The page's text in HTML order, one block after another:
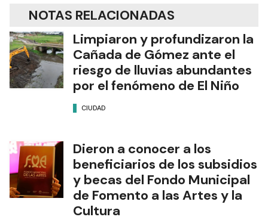
NOTAS RELACIONADAS
Limpiaron y profundizaron la
Cañada de Gómez ante el
riesgo de lluvias abundantes
por el fenómeno de El Niño
CIUDAD
Dieron a conocer a los
beneficiarios de los subsidios
y becas del Fondo Municipal
de Fomento a las Artes y la
Cultura